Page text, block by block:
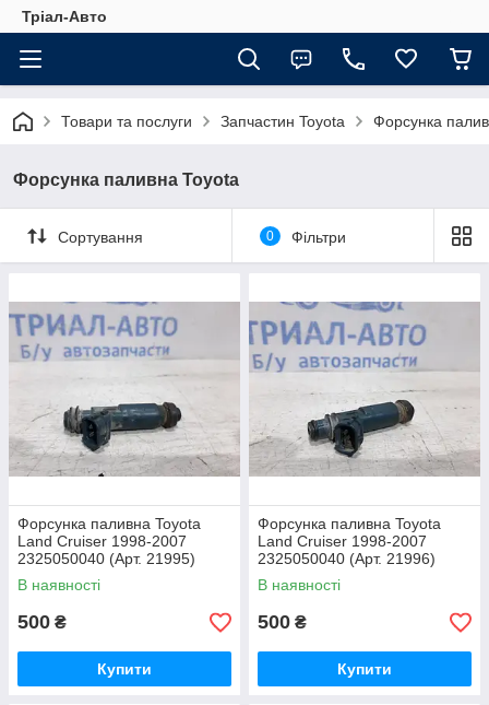
Тріал-Авто
Товари та послуги Запчастин Toyota Форсунка
Форсунка паливна Toyota
Сортування 0 Фільтри
Форсунка паливна Toyota
Land Cruiser 1998-2007
2325050040 (Арт. 21995)
В наявності
500 ₴
Купити
Форсунка паливна Toyota
Land Cruiser 1998-2007
2325050040 (Арт. 21996)
В наявності
500 ₴
Купити